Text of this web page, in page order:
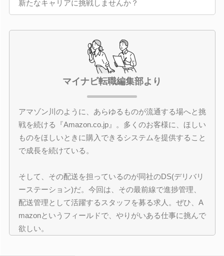
新たなキャリアに挑戦しませんか？
マイナビ転職編集部より
アマゾン川のように、あらゆるものが流通する場へと挑
戦を続ける『Amazon.co.jp』。多くのお客様に、ほしい
ものをほしいときに購入できるシステムを提供すること
で成長を続けている。
そして、その配送を担っているのが同社のDS(デリバリ
ーステーション)だ。今回は、その最前線で進捗管理、
配送管理として活躍するスタッフを募る求人。ぜひ、A
mazonというフィールドで、やりがいある仕事に挑んで
欲しい。